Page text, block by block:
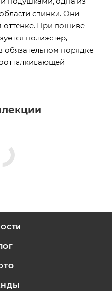
спинки. Они
При пошиве
полиэстер,
обязательном порядке